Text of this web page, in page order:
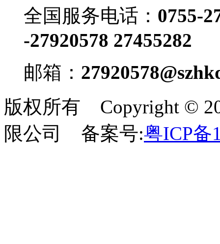
全国服务电话： 0755-
-27920578 27455282
邮箱：
版权所有 Copyright ©
限公司 备案号:粤ICP备